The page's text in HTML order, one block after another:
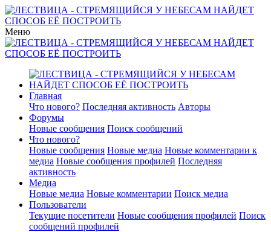
Меню
Главная
Что нового? Последняя активность Авторы
Форумы
Новые сообщения Поиск сообщений
Что нового?
Новые сообщения Новые медиа Новые комментарии к
медиа Новые сообщения профилей Последняя
активность
Медиа
Новые медиа Новые комментарии Поиск медиа
Пользователи
Текущие посетители Новые сообщения профилей Поиск
сообщений профилей